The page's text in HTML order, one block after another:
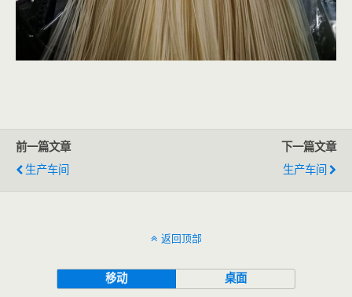
前一篇文章
生产车间
下一篇文章
生产车间
返回顶部
移动 桌面